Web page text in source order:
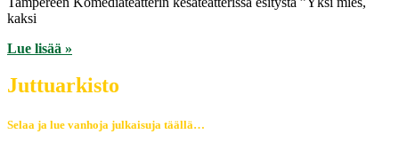
kaksi
Lue lisää »
Juttuarkisto
Selaa ja lue vanhoja julkaisuja täällä…